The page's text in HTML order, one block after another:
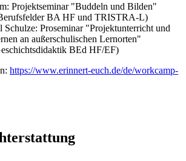
Projektseminar "Buddeln und Bilden"
BA HF und TRISTRA-L)
Schulze: Proseminar "Projektunterricht und
an außerschulischen Lernorten"
BEd HF/EF)
https://www.erinnert-euch.de/de/workcamp-